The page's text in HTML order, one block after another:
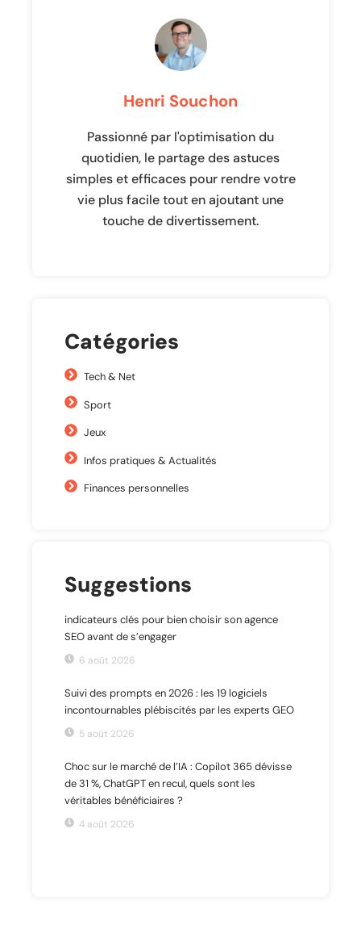
Henri Souchon
Passionné par l'optimisation du
quotidien, le partage des astuces
simples et efficaces pour rendre votre
vie plus facile tout en ajoutant une
touche de divertissement.
Catégories
Tech & Net
Sport
Jeux
Infos pratiques & Actualités
Finances personnelles
Suggestions
indicateurs clés pour bien choisir son agence
SEO avant de s’engager
6 août 2026
Suivi des prompts en 2026 : les 19 logiciels
incontournables plébiscités par les experts GEO
5 août 2026
Choc sur le marché de l’IA : Copilot 365 dévisse
de 31 %, ChatGPT en recul, quels sont les
véritables bénéficiaires ?
4 août 2026